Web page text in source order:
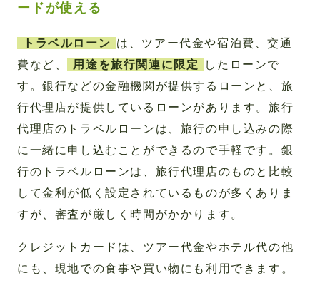
ードが使える
トラベルローン は、ツアー代金や宿泊費、交通
費など、
用途を旅行関連に限定
したローンで
す。銀行などの金融機関が提供するローンと、旅
行代理店が提供しているローンがあります。旅行
代理店のトラベルローンは、旅行の申し込みの際
に一緒に申し込むことができるので手軽です。銀
行のトラベルローンは、旅行代理店のものと比較
して金利が低く設定されているものが多くありま
すが、審査が厳しく時間がかかります。
クレジットカードは、ツアー代金やホテル代の他
にも、現地での食事や買い物にも利用できます。